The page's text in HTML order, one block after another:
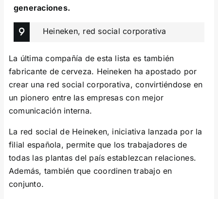
generaciones.
Heineken, red social corporativa
La última compañía de esta lista es también
fabricante de cerveza. Heineken ha apostado por
crear una red social corporativa, convirtiéndose en
un pionero entre las empresas con mejor
comunicación interna.
La red social de Heineken, iniciativa lanzada por la
filial española, permite que los trabajadores de
todas las plantas del país establezcan relaciones.
Además, también que coordinen trabajo en
conjunto.